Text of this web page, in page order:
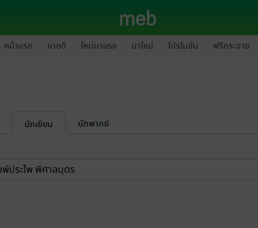
หน้าแรก ขายดี ใหม่มาแรง มาใหม่ โปรโมชัน ฟรีกระจาย
นักเขียน
นักพากย์